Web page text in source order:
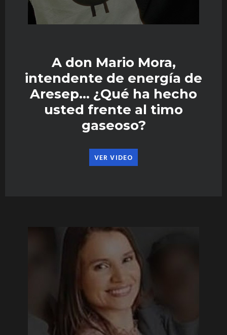
A don Mario Mora,
intendente de energía de
Aresep… ¿Qué ha hecho
usted frente al timo
gaseoso?
VER VIDEO